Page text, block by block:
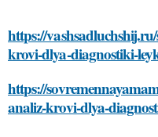
https://
krovi-dlya-diagnostiki-
https://
analiz-krovi-dlya-